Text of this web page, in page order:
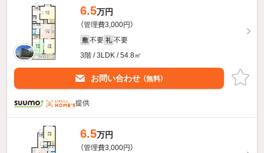
6.5万円
（管理費3,000円）
敷 不要 礼 不要
3階 / 3LDK / 54.8㎡
お問い合わせ （無料）
提供
6.5万円
（管理費3,000円）